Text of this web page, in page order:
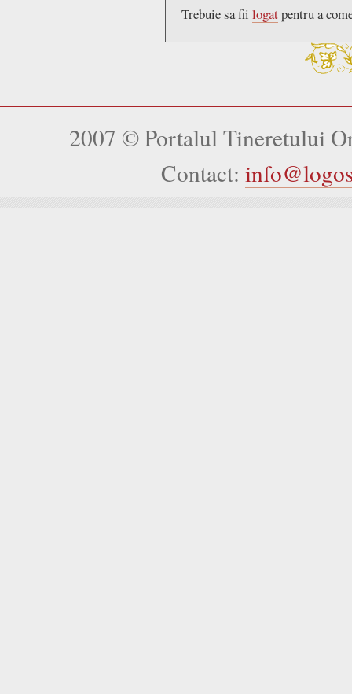
Trebuie sa fii logatpentru a
2007 © Portalul Tineretului
Contact: